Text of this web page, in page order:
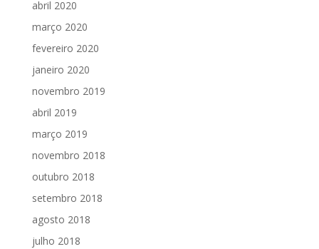
abril 2020
março 2020
fevereiro 2020
janeiro 2020
novembro 2019
abril 2019
março 2019
novembro 2018
outubro 2018
setembro 2018
agosto 2018
julho 2018